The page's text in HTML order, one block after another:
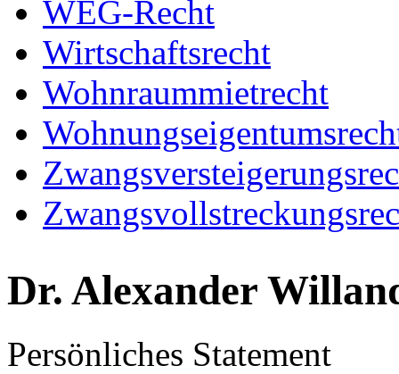
WEG-Recht
Wirtschaftsrecht
Wohnraummietrecht
Dr. Alexander
Persönliches Statement